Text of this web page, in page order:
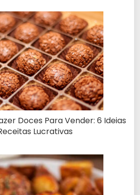
Doces Para Vender: 6 Ideias
Lucrativas